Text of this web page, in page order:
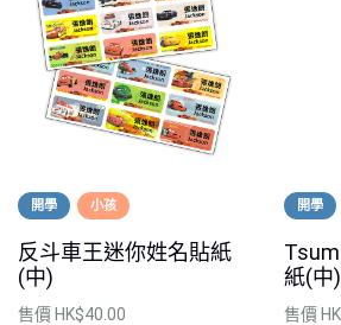
開學 小孩
反斗車王迷你姓名貼紙
(中)
售價 HK$40.00
開學
紙(中)
售價